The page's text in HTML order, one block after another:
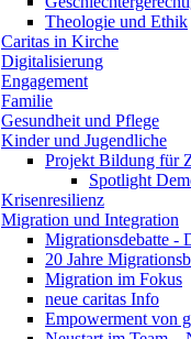
Theologie und Ethik
Caritas in Kirche
Digitalisierung
Engagement
Familie
Gesundheit und Pflege
Kinder und Jugendliche
Projekt Bildung für
Spotlight
Krisenresilienz
Migration und Integration
Migrationsdebatte -
20 Jahre
Migration im Fokus
neue caritas Info
Empowerment von